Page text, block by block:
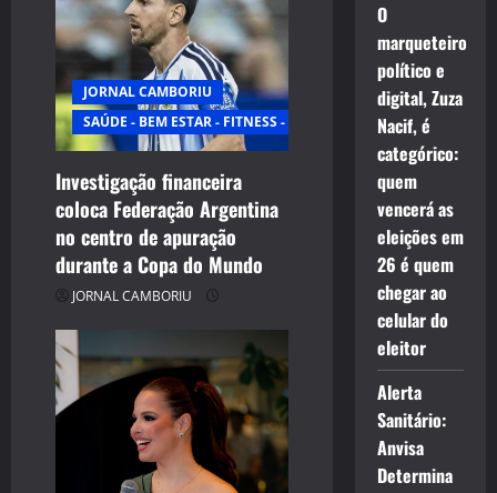
JORNAL CAMBORIU
SAÚDE - BEM ESTAR - FITNESS - ESPORTE
Investigação financeira
coloca Federação Argentina
no centro de apuração
durante a Copa do Mundo
JORNAL CAMBORIU
O
marqueteiro
político e
digital, Zuza
Nacif, é
categórico:
quem
vencerá as
eleições em
26 é quem
chegar ao
celular do
eleitor
Alerta
Sanitário:
Anvisa
Determina